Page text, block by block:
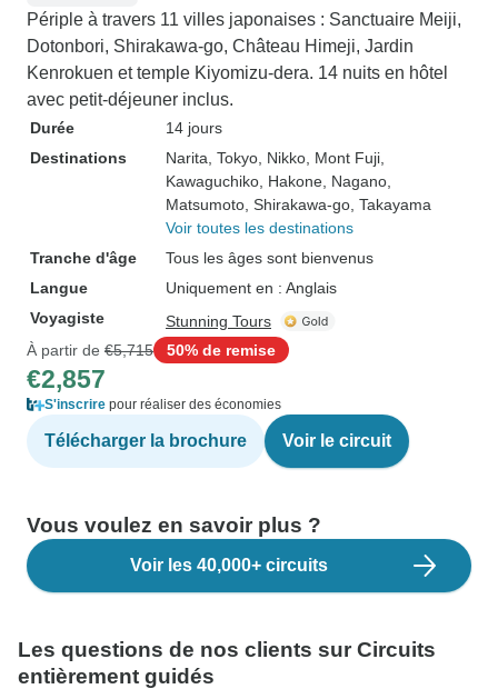
Périple à travers 11 villes japonaises : Sanctuaire Meiji,
Dotonbori, Shirakawa-go, Château Himeji, Jardin
Kenrokuen et temple Kiyomizu-dera. 14 nuits en hôtel
avec petit-déjeuner inclus.
Durée
14 jours
Destinations
Narita , Tokyo , Nikko , Mont Fuji
Kawaguchiko , Hakone , Nagano
Matsumoto , Shirakawa-go , Takayama
Voir toutes les destinations
Tranche d'âge
Tous les âges sont bienvenus
Langue
Uniquement en : Anglais
Voyagiste
Stunning Tours
À partir de €5,715 50% de remise
€2,857
S'inscrire pour réaliser des économies
Télécharger la brochure Voir le circuit
Vous voulez en savoir plus ?
Voir les 40,000+ circuits
Les questions de nos clients sur Circuits
entièrement guidés